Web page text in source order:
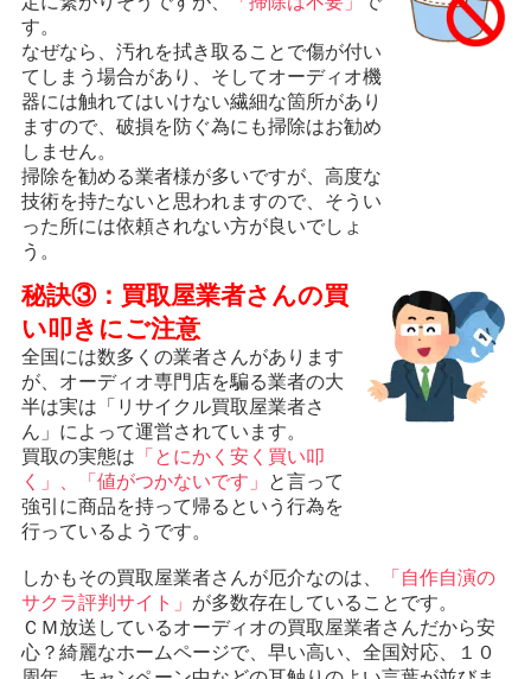
す。
なぜなら、汚れを拭き取ることで傷が付い
てしまう場合があり、そしてオーディオ機
器には触れてはいけない繊細な箇所があり
ますので、破損を防ぐ為にも掃除はお勧め
しません。
掃除を勧める業者様が多いですが、高度な
技術を持たないと思われますので、そうい
った所には依頼されない方が良いでしょ
う。
秘訣③：買取屋業者さんの買
い叩きにご注意
全国には数多くの業者さんがあります
が、オーディオ専門店を騙る業者の大
半は実は「リサイクル買取屋業者さ
ん」によって運営されています。
買取の実態は 「とにかく安く買い叩
く」、「値がつかないです」
と言って
強引に商品を持って帰るという行為を
行っているようです。
しかもその買取屋業者さんが厄介なのは、
「自作自演の
サクラ評判サイト」 が多数存在していることです。
ＣＭ放送しているオーディオの買取屋業者さんだから安
心？綺麗なホームページで、早い高い、全国対応、１０